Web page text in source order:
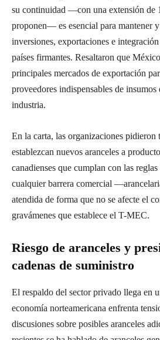
su continuidad —con una extensión de
proponen— es esencial para mantener
inversiones, exportaciones e
países firmantes. Resaltaron que
principales mercados de exportación
proveedores indispensables de insumos
industria.
En la carta, las organizaciones pidieron
establezcan nuevos aranceles a
canadienses que cumplan con las
cualquier barrera comercial
atendida de forma que no se afecte el
gravámenes que establece el T-MEC.
Riesgo de aranceles y
cadenas de suministro
El respaldo del sector privado llega en
economía norteamericana enfrenta
discusiones sobre posibles aranceles